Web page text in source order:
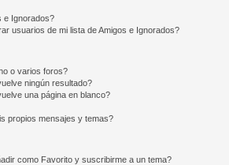
e Ignorados?
usuarios de mi lista de Amigos e Ignorados?
o varios foros?
ningún resultado?
una página en blanco?
propios mensajes y temas?
como Favorito y suscribirme a un tema?